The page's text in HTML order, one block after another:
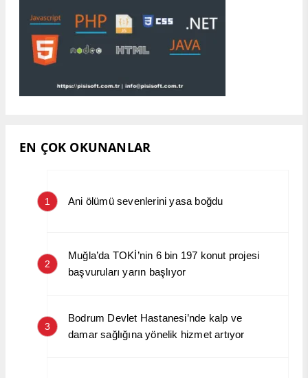
EN ÇOK OKUNANLAR
1 Ani ölümü sevenlerini yasa boğdu
2
Muğla’da TOKİ’nin 6 bin 197 konut projesi
başvuruları yarın başlıyor
3
Bodrum Devlet Hastanesi’nde kalp ve
damar sağlığına yönelik hizmet artıyor